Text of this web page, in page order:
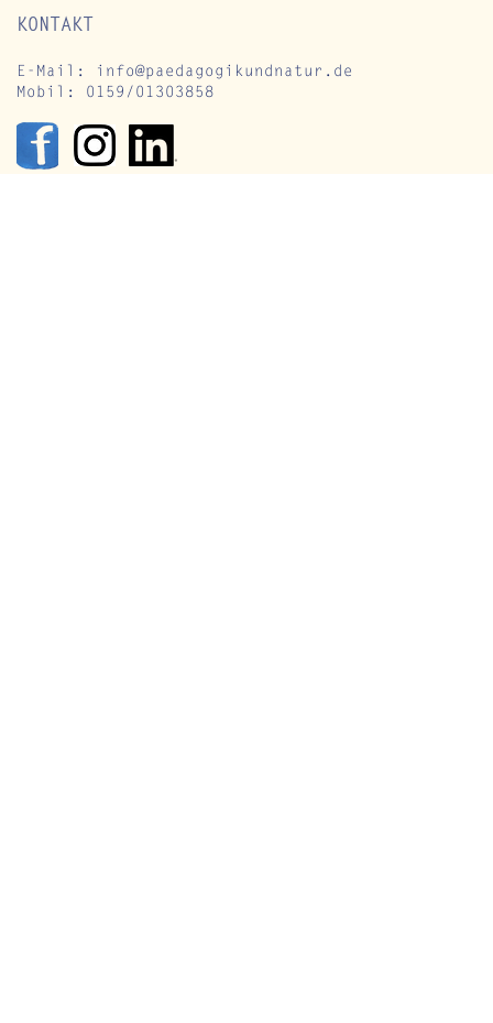
dem Jakobsweg -
to go
KONTAKT
E-Mail:
info@paedagogikundnatur.de
Mobil: 0159/01303858